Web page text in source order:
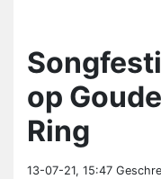
op
Ring
13-07-21, 15:47